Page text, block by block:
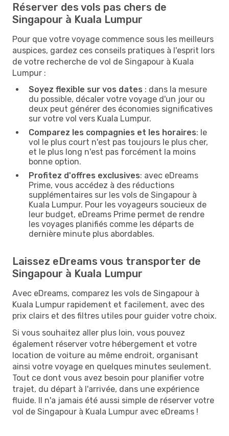
Réserver des vols pas chers de
Singapour à Kuala Lumpur
Pour que votre voyage commence sous les meilleurs
auspices, gardez ces conseils pratiques à l'esprit lors
de votre recherche de vol de Singapour à Kuala
Lumpur :
Soyez flexible sur vos dates : dans la mesure
du possible, décaler votre voyage d'un jour ou
deux peut générer des économies significatives
sur votre vol vers Kuala Lumpur.
Comparez les compagnies et les horaires: le
vol le plus court n'est pas toujours le plus cher,
et le plus long n'est pas forcément la moins
bonne option.
Profitez d'offres exclusives: avec eDreams
Prime, vous accédez à des réductions
supplémentaires sur les vols de Singapour à
Kuala Lumpur. Pour les voyageurs soucieux de
leur budget, eDreams Prime permet de rendre
les voyages planifiés comme les départs de
dernière minute plus abordables.
Laissez eDreams vous transporter de
Singapour à Kuala Lumpur
Avec eDreams, comparez les vols de Singapour à
Kuala Lumpur rapidement et facilement, avec des
prix clairs et des filtres utiles pour guider votre choix.
Si vous souhaitez aller plus loin, vous pouvez
également réserver votre hébergement et votre
location de voiture au même endroit, organisant
ainsi votre voyage en quelques minutes seulement.
Tout ce dont vous avez besoin pour planifier votre
trajet, du départ à l'arrivée, dans une expérience
fluide. Il n'a jamais été aussi simple de réserver votre
vol de Singapour à Kuala Lumpur avec eDreams !